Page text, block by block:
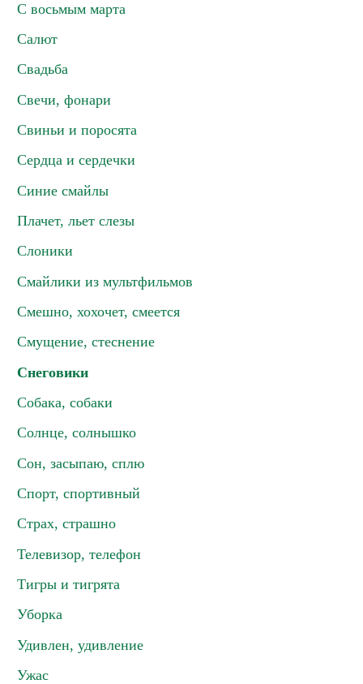
С восьмым марта
Салют
Свадьба
Свечи, фонари
Свиньи и поросята
Сердца и сердечки
Синие смайлы
Плачет, льет слезы
Слоники
Смайлики из мультфильмов
Смешно, хохочет, смеется
Смущение, стеснение
Снеговики
Собака, собаки
Солнце, солнышко
Сон, засыпаю, сплю
Спорт, спортивный
Страх, страшно
Телевизор, телефон
Тигры и тигрята
Уборка
Удивлен, удивление
Ужас